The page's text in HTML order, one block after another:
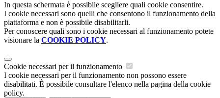
In questa schermata è possibile scegliere quali cookie consentire.
I cookie necessari sono quelli che consentono il funzionamento della
piattaforma e non è possibile disabilitarli.
Per conoscere quali sono i cookie necessari al funzionamento potete
visionare la COOKIE POLICY.
Cookie necessari per il funzionamento
I cookie necessari per il funzionamento non possono essere
disabilitati. È possibile consultare l'elenco nella pagina della cookie
policy.